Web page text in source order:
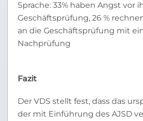
Sprache: 33% haben Angst vor
Geschäftsprüfung, 26 %
an die Geschäftsprüfung mit
Nachprüfung
Fazit
Der VDS stellt fest, dass das
der mit Einführung des AJSD